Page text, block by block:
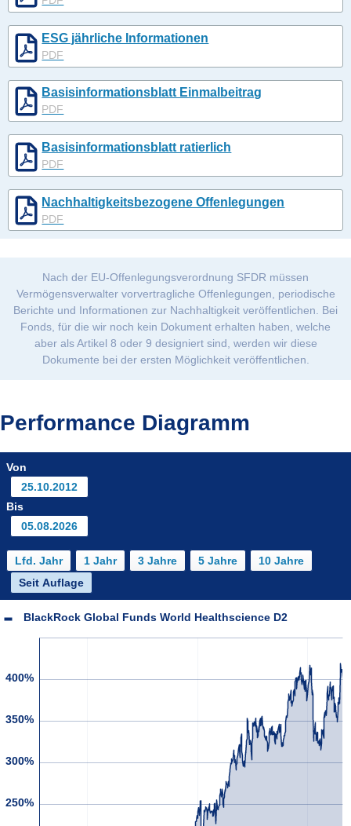
ESG jährliche Informationen
PDF
Basisinformationsblatt Einmalbeitrag
PDF
Basisinformationsblatt ratierlich
PDF
Nachhaltigkeitsbezogene Offenlegungen
PDF
Nach der EU-Offenlegungsverordnung SFDR müssen
Vermögensverwalter vorvertragliche Offenlegungen, periodische
Berichte und Informationen zur Nachhaltigkeit veröffentlichen. Bei
Fonds, für die wir noch kein Dokument erhalten haben, welche
aber als Artikel 8 oder 9 designiert sind, werden wir diese
Dokumente bei der ersten Möglichkeit veröffentlichen.
Performance Diagramm
Von
Bis
BlackRock Global Funds World Healthscience D2
250%
300%
350%
400%